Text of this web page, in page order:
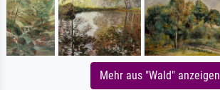
Mehr aus "Wald" anzeigen